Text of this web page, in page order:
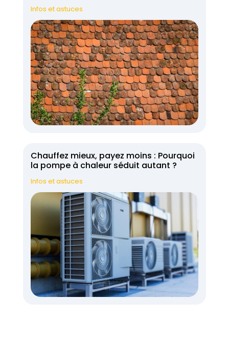
Infos et astuces
Chauffez mieux, payez moins : Pourquoi
la pompe à chaleur séduit autant ?
Infos et astuces